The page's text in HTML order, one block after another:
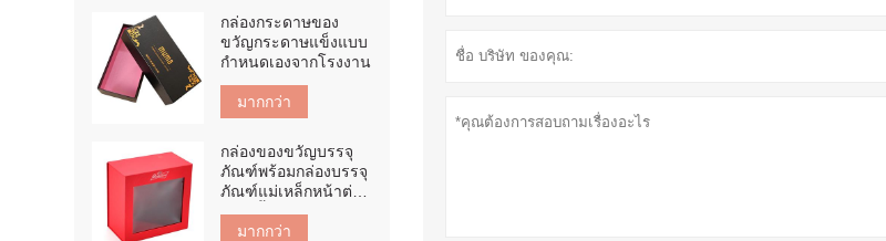
กล่องกระดาษของ
ขวัญกระดาษแข็งแบบ
กำหนดเองจากโรงงาน
มากกว่า
กล่องของขวัญบรรจุ
ภัณฑ์พร้อมกล่องบรรจุ
ภัณฑ์แม่เหล็กหน้าต่าง
สัตว์เลี้ยง
มากกว่า